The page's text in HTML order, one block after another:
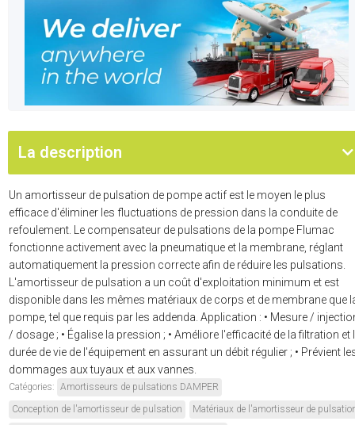
La description
Un amortisseur de pulsation de pompe actif est le moyen le plus
efficace d'éliminer les fluctuations de pression dans la conduite de
refoulement. Le compensateur de pulsations de la pompe Flumac
fonctionne activement avec la pneumatique et la membrane, réglant
automatiquement la pression correcte afin de réduire les pulsations.
L'amortisseur de pulsation a un coût d'exploitation minimum et est
disponible dans les mêmes matériaux de corps et de membrane que
pompe, tel que requis par les addenda. Application : • Mesure /
/ dosage ; • Égalise la pression ; • Améliore l'efficacité de la filtration et
durée de vie de l'équipement en assurant un débit régulier ; • Prévient
dommages aux tuyaux et aux vannes.
Catégories: Amortisseurs de pulsations DAMPER
Conception de l'amortisseur de pulsation
Matériaux de l'amortisseur de